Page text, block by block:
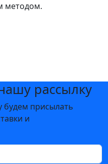
методом.
рассылку
присылать
и